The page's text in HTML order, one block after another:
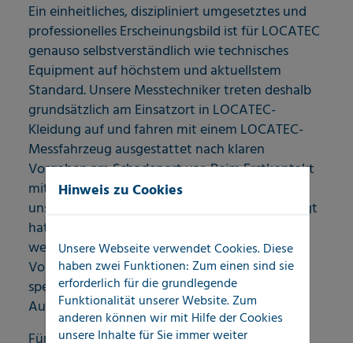
Ein einheitliches, diszipliniert umgesetztes und
professionelles Erscheinungsbild ist für LOCATEC
genauso selbstverständlich wie technisches
Equipment auf höchstem und aktuellstem
Standard. Unsere Messtechniker treten deshalb
grundsätzlich am Einsatzort in LOCATEC-
Kleidung auf und fahren mit einem LOCATEC-
Messfahrzeug ausgestattet nach klaren
Vorgaben am Schadenort vor. Beim Erstkontakt
mit den Ansprechpartnern vor Ort stellen sich
unsere Mitarbeiter vor, sagen wer sie beauftragt
hat und überreichen ihre Visitenkarte. Das
weitere Vorgehen erfolgt anschließend wie im
Vorfeld geschult und ggf. ergänzt durch
spezifische Absprachen mit unseren
Auftraggebern.
Hinweis zu Cookies
Unsere Webseite verwendet Cookies. Diese
haben zwei Funktionen: Zum einen sind sie
erforderlich für die grundlegende
Funktionalität unserer Website. Zum
anderen können wir mit Hilfe der Cookies
unsere Inhalte für Sie immer weiter